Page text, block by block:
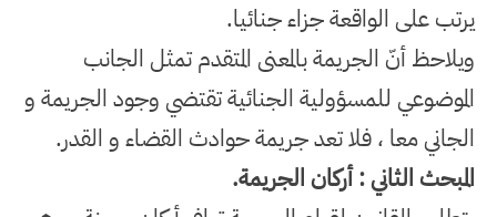
يرتب على الواقعة جزاء جنائيا.
ويلاحظ أنّ الجريمة بالمعنى المتقدم تمثل الجانب
الموضوعي للمسؤولية الجنائية تقتضي وجود الجريمة و
الجاني معا ، فلا تعد جريمة حوادث القضاء و القدر.
المبحث الثاني : أركان الجريمة.